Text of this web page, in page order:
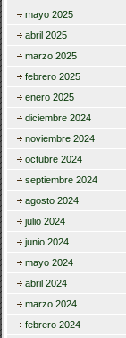
mayo 2025
abril 2025
marzo 2025
febrero 2025
enero 2025
diciembre 2024
noviembre 2024
octubre 2024
septiembre 2024
agosto 2024
julio 2024
junio 2024
mayo 2024
abril 2024
marzo 2024
febrero 2024